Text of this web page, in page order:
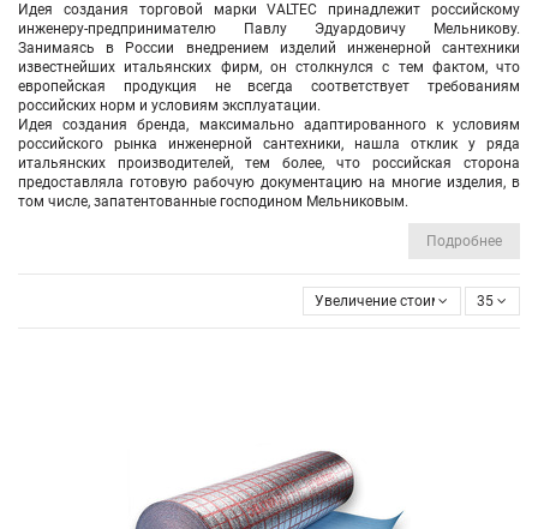
Идея создания торговой марки VALTEC принадлежит российскому
инженеру-предпринимателю Павлу Эдуардовичу Мельникову.
Занимаясь в России внедрением изделий инженерной сантехники
известнейших итальянских фирм, он столкнулся с тем фактом, что
европейская продукция не всегда соответствует требованиям
российских норм и условиям эксплуатации.
Идея создания бренда, максимально адаптированного к условиям
российского рынка инженерной сантехники, нашла отклик у ряда
итальянских производителей, тем более, что российская сторона
предоставляла готовую рабочую документацию на многие изделия, в
том числе, запатентованные господином Мельниковым.
Подробнее
Увеличение стоимости 35